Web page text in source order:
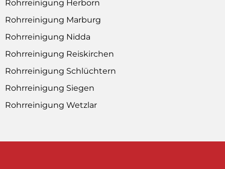
Rohrreinigung Herborn
Rohrreinigung Marburg
Rohrreinigung Nidda
Rohrreinigung Reiskirchen
Rohrreinigung Schlüchtern
Rohrreinigung Siegen
Rohrreinigung Wetzlar